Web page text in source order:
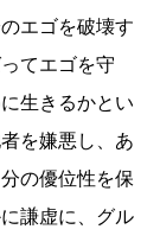
エゴを破壊す
てエゴを守
生きるかとい
を嫌悪し、あ
の優位性を保
謙虚に、グル